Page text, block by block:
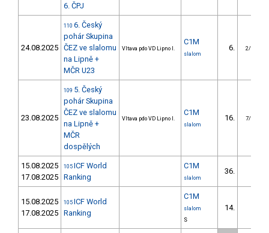
6. ČPJ
24.08.2025
110 6. Český
pohár Skupina
ČEZ ve slalomu
na Lipně +
MČR U23
Vltava pdo VD Lipno I.
C1M
slalom
6. 2/U23
23.08.2025
109 5. Český
pohár Skupina
ČEZ ve slalomu
na Lipně +
MČR
dospělých
Vltava pdo VD Lipno I.
C1M
slalom
16. 7/U23
15.08.2025
17.08.2025
105 ICF World
Ranking
C1M
slalom
36.
15.08.2025
17.08.2025
105 ICF World
Ranking
C1M
slalom
S
14.